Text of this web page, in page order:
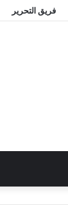
فريق التحرير